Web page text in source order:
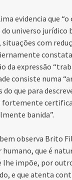
evidencia que
do universo jurídico
com
da expressão
consiste numa
do que para
fortemente
banida”.
observa Brito
humano, que é
lhe impõe, por
e que atenta